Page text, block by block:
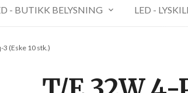
- BUTIKK BELYSNING LED -
3 (Eske 10 stk.)